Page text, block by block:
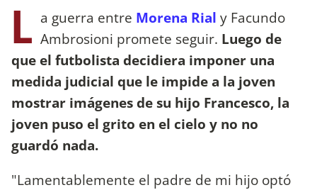
L a guerra entre Morena Rial y Facundo
Ambrosioni promete seguir. Luego de
que el futbolista decidiera imponer una
medida judicial que le impide a la joven
mostrar imágenes de su hijo Francesco, la
joven puso el grito en el cielo y no no
guardó nada.
"Lamentablemente el padre de mi hijo optó